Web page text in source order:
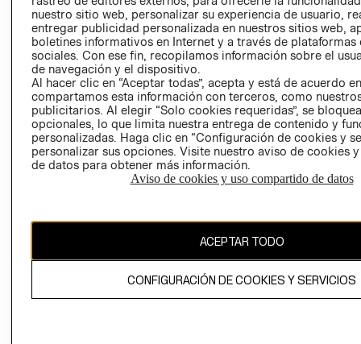
LIBRO DE
Ecuador ($)
CAMBIAR REGIÓN
El contenido de esta página web está protegido por copyright y es
nuestro sitio web, personalizar su experiencia de usuario,
entregar publicidad personalizada en nuestros sitios web,
boletines informativos en Internet y a través de plataformas
sociales. Con ese fin, recopilamos información sobre el
de navegación y el dispositivo.
Al hacer clic en “Aceptar todas”, acepta y está de acuerdo
compartamos esta información con terceros, como
publicitarios. Al elegir “Solo cookies requeridas”, se
opcionales, lo que limita nuestra entrega de contenido y
personalizadas. Haga clic en “Configuración de cookies y
personalizar sus opciones. Visite nuestro aviso de cookies
de datos para obtener más información.
Aviso de cookies y uso compartido de datos
ACEPTAR TODO
CONFIGURACIÓN DE COOKIES Y SERVICIOS